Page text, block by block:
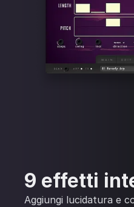
9 effetti
Aggiungi lucidatura e